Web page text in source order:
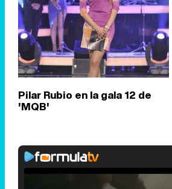
Pilar Rubio en la gala 12 de
'MQB'